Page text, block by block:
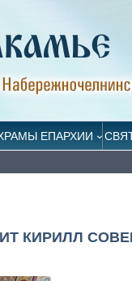
ЕПАРХИИ
КИРИЛЛ